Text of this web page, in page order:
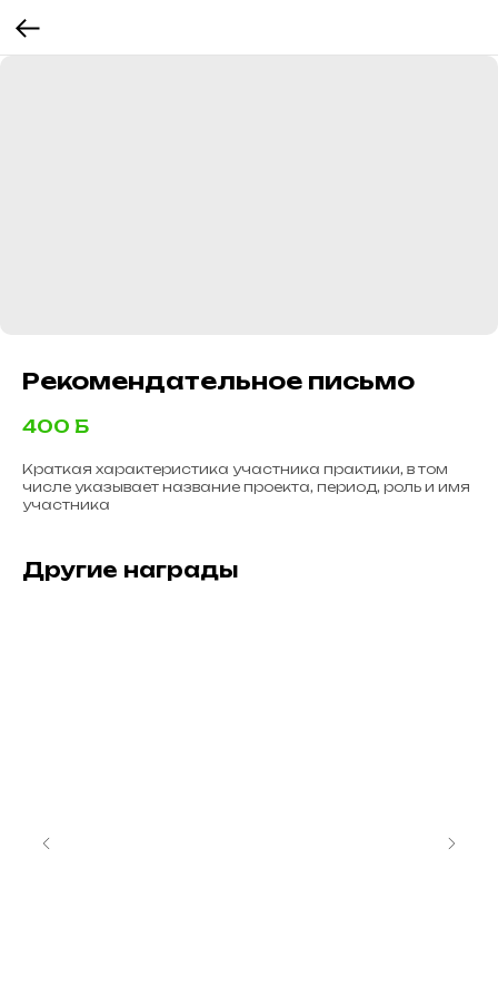
Рекомендательное письмо
400 Б
Краткая характеристика участника практики, в том
числе указывает название проекта, период, роль и имя
участника
Другие награды